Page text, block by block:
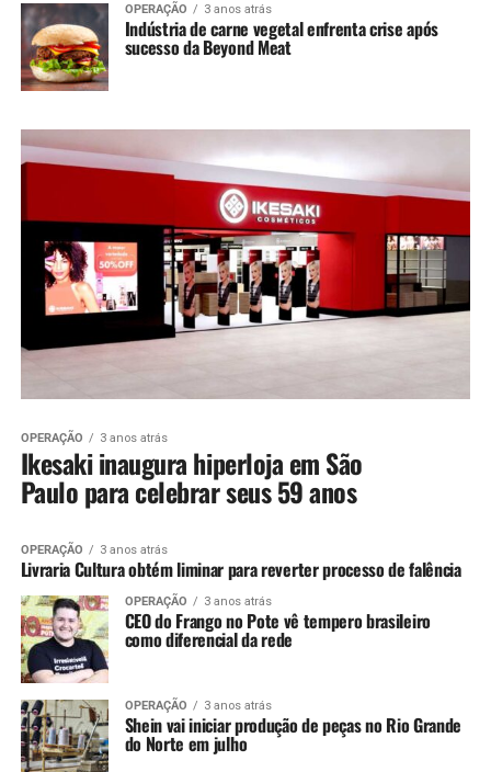
OPERAÇÃO 3 anos atrás
Indústria de carne vegetal enfrenta crise após
sucesso da Beyond Meat
OPERAÇÃO 3 anos atrás
Ikesaki inaugura hiperloja em São
Paulo para celebrar seus 59 anos
OPERAÇÃO 3 anos atrás
Livraria Cultura obtém liminar para reverter processo de falência
OPERAÇÃO 3 anos atrás
CEO do Frango no Pote vê tempero brasileiro
como diferencial da rede
OPERAÇÃO 3 anos atrás
Shein vai iniciar produção de peças no Rio Grande
do Norte em julho